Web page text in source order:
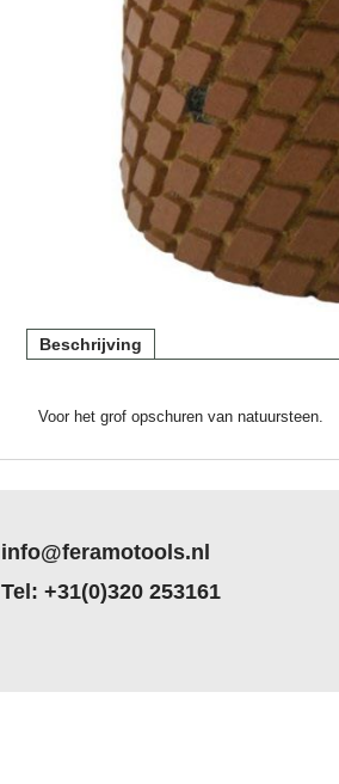
Beschrijving
Voor het grof opschuren van natuursteen.
info@feramotools.nl
Tel: +31(0)320 253161